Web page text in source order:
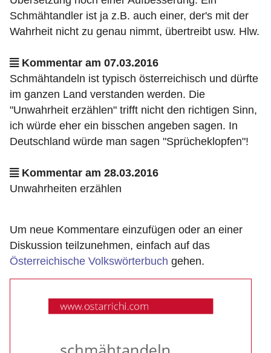
Schmähtandler ist ja z.B. auch einer, der's mit der
Wahrheit nicht zu genau nimmt, übertreibt usw. Hlw.
Kommentar am 07.03.2016
Schmähtandeln ist typisch österreichisch und dürfte
im ganzen Land verstanden werden. Die
"Unwahrheit erzählen" trifft nicht den richtigen Sinn,
ich würde eher ein bisschen angeben sagen. In
Deutschland würde man sagen "Sprücheklopfen"!
Kommentar am 28.03.2016
Unwahrheiten erzählen
Um neue Kommentare einzufügen oder an einer
Diskussion teilzunehmen, einfach auf das
Österreichische Volkswörterbuch gehen.